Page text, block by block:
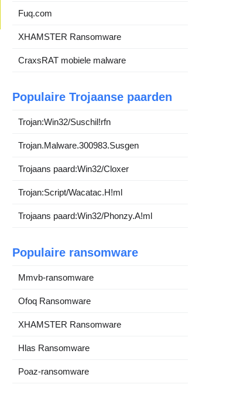
Fuq.com
XHAMSTER Ransomware
CraxsRAT mobiele malware
Populaire Trojaanse paarden
Trojan:Win32/Suschil!rfn
Trojan.Malware.300983.Susgen
Trojaans paard:Win32/Cloxer
Trojan:Script/Wacatac.H!ml
Trojaans paard:Win32/Phonzy.A!ml
Populaire ransomware
Mmvb-ransomware
Ofoq Ransomware
XHAMSTER Ransomware
Hlas Ransomware
Poaz-ransomware